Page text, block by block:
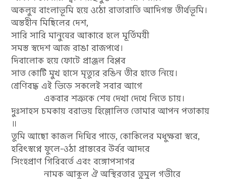
অকলুষ বাংলাভূমি হয়ে ওঠো রাতারাতি আদিগন্ত তীর্থভূমি।
অন্তহীন মিছিলের দেশ,
সারি সারি মানুষের আকারে হলে মূর্তিময়ী
সমস্ত স্বদেশ আজ রাঙা রাজপথে।
দিবালোক হয়ে ফোটে প্রাঞ্জল বিপ্লব
সাত কোটি মুখ হাসে মৃত্যুর রঙিন তীর হাতে নিয়ে।
শ্রেণিবদ্ধ এই ভিড়ে সকলেই সবার আগে
একবার শত্রুকে শেষ দেখা দেখে নিতে চায়।
দুঃসাহস চমকায় বরাভয় হিল্লোলিত তোমার আপন পতাকায়
॥
তুমি আছো কাজল দিঘির পাড়ে, কোকিলের মধুক্ষরা স্বরে,
হরিৎস্বপ্নে ফুলে-ওঠা প্রান্তরের উর্বর আদরে
সিংহপ্রাণ গিরিবর্তে এবং বঙ্গোপসাগর
নামক আকুল ঐ অস্থিরতার তুমুল গভীরে